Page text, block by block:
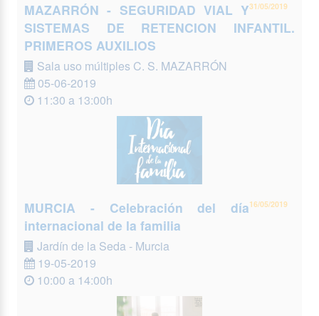
31/05/2019
MAZARRÓN - SEGURIDAD VIAL Y
SISTEMAS DE RETENCION INFANTIL.
PRIMEROS AUXILIOS
Sala uso múltiples C. S. MAZARRÓN
05-06-2019
11:30 a 13:00h
16/05/2019
MURCIA - Celebración del día
internacional de la familia
Jardín de la Seda - Murcia
19-05-2019
10:00 a 14:00h